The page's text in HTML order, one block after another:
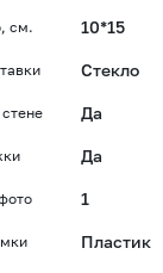
см. 10*15
Стекло
Да
Да
1
Пластик